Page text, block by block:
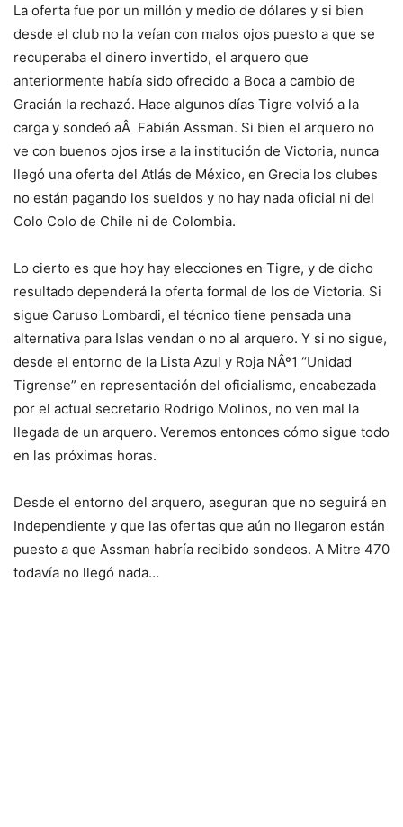
La oferta fue por un millón y medio de dólares y si bien
desde el club no la veían con malos ojos puesto a que se
recuperaba el dinero invertido, el arquero que
anteriormente había sido ofrecido a Boca a cambio de
Gracián la rechazó. Hace algunos días Tigre volvió a la
carga y sondeó aÂ Fabián Assman. Si bien el arquero no
ve con buenos ojos irse a la institución de Victoria, nunca
llegó una oferta del Atlás de México, en Grecia los clubes
no están pagando los sueldos y no hay nada oficial ni del
Colo Colo de Chile ni de Colombia.
Lo cierto es que hoy hay elecciones en Tigre, y de dicho
resultado dependerá la oferta formal de los de Victoria. Si
sigue Caruso Lombardi, el técnico tiene pensada una
alternativa para Islas vendan o no al arquero. Y si no sigue,
desde el entorno de la Lista Azul y Roja NÂº1 “Unidad
Tigrense” en representación del oficialismo, encabezada
por el actual secretario Rodrigo Molinos, no ven mal la
llegada de un arquero. Veremos entonces cómo sigue todo
en las próximas horas.
Desde el entorno del arquero, aseguran que no seguirá en
Independiente y que las ofertas que aún no llegaron están
puesto a que Assman habría recibido sondeos. A Mitre 470
todavía no llegó nada…